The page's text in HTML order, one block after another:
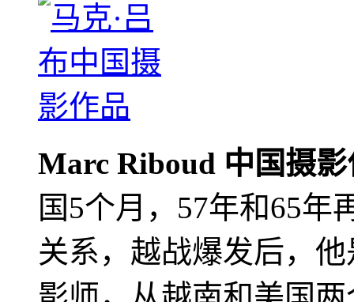
Marc Riboud 中国摄
国5个月，57年和65年
关系，越战爆发后，